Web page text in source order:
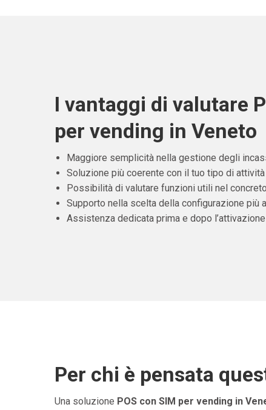
I vantaggi di valutare
per vending in Veneto
Maggiore semplicità nella gestione degli
Soluzione più coerente con il tuo tipo di attività
Possibilità di valutare funzioni utili nel concreto
Supporto nella scelta della configurazione più
Assistenza dedicata prima e dopo l’attivazione
Per chi è pensata
Una soluzione POS con SIM per vending in